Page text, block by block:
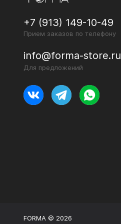
+7 (913) 149-10-49
Прием заказов по телефону
info@forma-store.ru
Для предложений
FORMA © 2026